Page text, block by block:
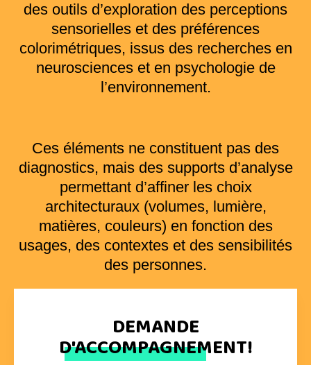
des outils d’exploration des perceptions
sensorielles et des préférences
colorimétriques, issus des recherches en
neurosciences et en psychologie de
l’environnement.
Ces éléments ne constituent pas des
diagnostics, mais des supports d’analyse
permettant d’affiner les choix
architecturaux (volumes, lumière,
matières, couleurs) en fonction des
usages, des contextes et des sensibilités
des personnes.
DEMANDE
D'ACCOMPAGNEMENT!